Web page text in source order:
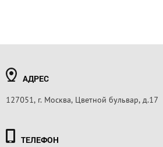
АДРЕС
127051, г. Москва, Цветной бульвар, д.17
ТЕЛЕФОН